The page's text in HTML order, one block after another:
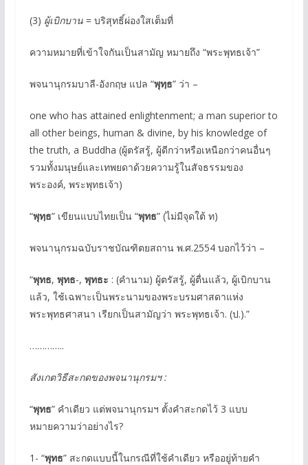
(3) ผู้เบิกบาน= บริสุทธิ์ผ่องใสเต็มที่
ความหมายที่เข้าใจกันเป็นสามัญ หมายถึง “พระพุทธเจ้า”
พจนานุกรมบาลี-อังกฤษ แปล “พุทฺธ” ว่า –
one who has attained enlightenment; a man superior to
all other beings, human & divine, by his knowledge of
the truth, a Buddha (ผู้ตรัสรู้, ผู้ดีกว่าหรือเหนือกว่าคนอื่นๆ
รวมทั้งมนุษย์และเทพยดาด้วยความรู้ในสัจธรรมของ
พระองค์, พระพุทธเจ้า)
“พุทฺธ” เขียนแบบไทยเป็น “พุทธ” (ไม่มีจุดใต้ ท)
พจนานุกรมฉบับราชบัณฑิตยสถาน พ.ศ.2554 บอกไว้ว่า –
“พุทธ, พุทธ-, พุทธะ : (คำนาม) ผู้ตรัสรู้, ผู้ตื่นแล้ว, ผู้เบิกบาน
แล้ว, ใช้เฉพาะเป็นพระนามของพระบรมศาสดาแห่ง
พระพุทธศาสนา เรียกเป็นสามัญว่า พระพุทธเจ้า. (ป.).”
…………..
สังเกตวิธีสะกดของพจนานุกรมฯ :
“พุทธ” คำเดียว แต่พจนานุกรมฯ ตั้งคำสะกดไว้ 3 แบบ
หมายความว่าอย่างไร?
1- “พุทธ” สะกดแบบนี้ในกรณีที่ใช้คำเดียว หรืออยู่ท้ายคำ